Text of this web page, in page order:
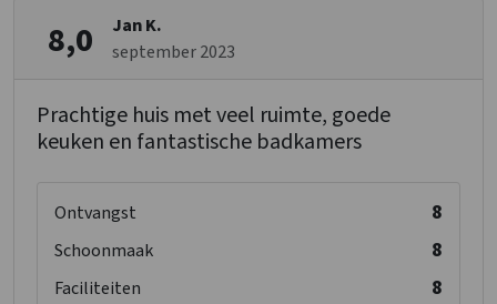
Nu slechts 25% aanbetaling
Buitenzwembad (op terrein)
Whirlpool/Hottub
Faciliteiten (Binnen)
Kinderstoel tegen betaling
Kinderbed tegen betaling
8,0
Jan K.
september 2023
Prachtige huis met veel ruimte, goede
keuken en fantastische badkamers
Ontvangst 8
Schoonmaak 8
Faciliteiten 8